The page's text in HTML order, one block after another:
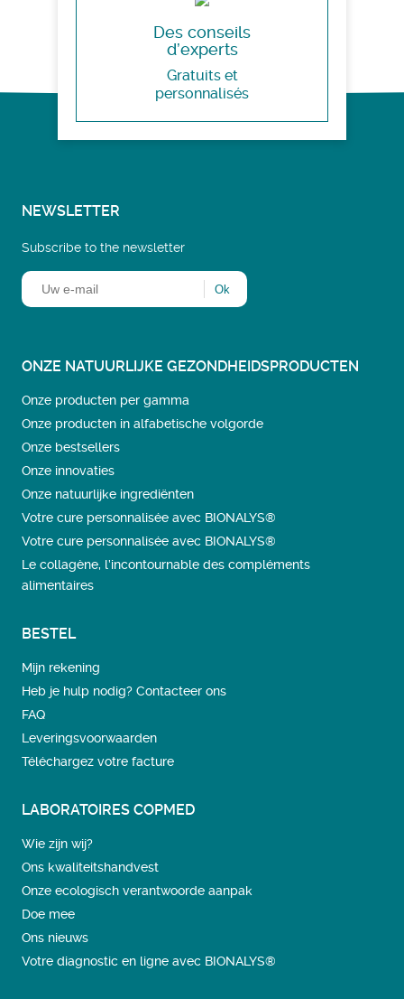
Des conseils
d’experts
Gratuits et
personnalisés
NEWSLETTER
Subscribe to the newsletter
ONZE NATUURLIJKE GEZONDHEIDSPRODUCTEN
Onze producten per gamma
Onze producten in alfabetische volgorde
Onze bestsellers
Onze innovaties
Onze natuurlijke ingrediënten
Votre cure personnalisée avec BIONALYS®
Votre cure personnalisée avec BIONALYS®
Le collagène, l’incontournable des compléments
alimentaires
BESTEL
Mijn rekening
Heb je hulp nodig? Contacteer ons
FAQ
Leveringsvoorwaarden
Téléchargez votre facture
LABORATOIRES COPMED
Wie zijn wij?
Ons kwaliteitshandvest
Onze ecologisch verantwoorde aanpak
Doe mee
Ons nieuws
Votre diagnostic en ligne avec BIONALYS®